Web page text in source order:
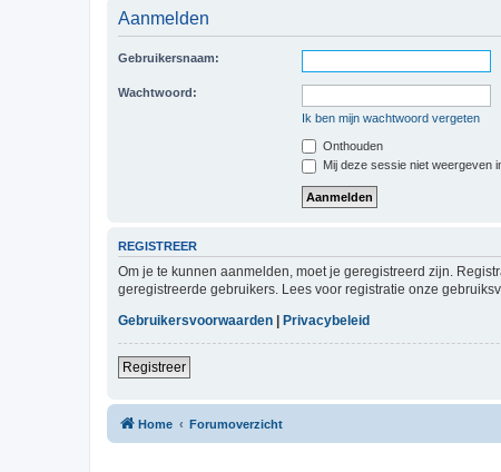
Aanmelden
Gebruikersnaam:
Wachtwoord:
Ik ben mijn wachtwoord vergeten
Onthouden
Mij deze sessie niet weergeven
REGISTREER
Om je te kunnen aanmelden, moet je geregistreerd zijn.
geregistreerde gebruikers. Lees voor registratie onze
Gebruikersvoorwaarden
Privacybeleid
Registreer
Home Forumoverzicht